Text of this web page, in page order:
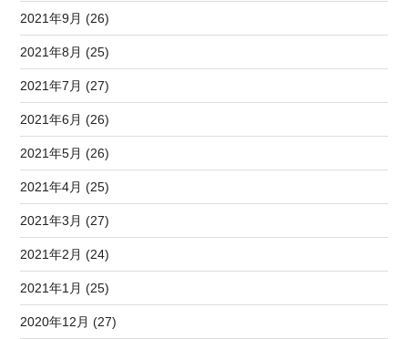
2021年9月 (26)
2021年8月 (25)
2021年7月 (27)
2021年6月 (26)
2021年5月 (26)
2021年4月 (25)
2021年3月 (27)
2021年2月 (24)
2021年1月 (25)
2020年12月 (27)